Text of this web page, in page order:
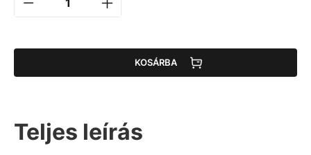
KOSÁRBA
Teljes leírás